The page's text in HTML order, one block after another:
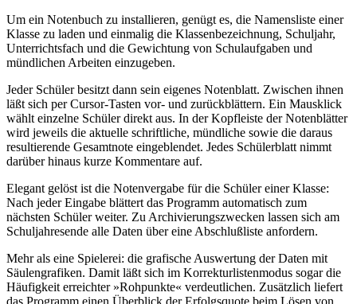
Um ein Notenbuch zu installieren, genügt es, die Namensliste einer
Klasse zu laden und einmalig die Klassenbezeichnung, Schuljahr,
Unterrichtsfach und die Gewichtung von Schulaufgaben und
mündlichen Arbeiten einzugeben.
Jeder Schüler besitzt dann sein eigenes Notenblatt. Zwischen ihnen
läßt sich per Cursor-Tasten vor- und zurückblättern. Ein Mausklick
wählt einzelne Schüler direkt aus. In der Kopfleiste der Notenblätter
wird jeweils die aktuelle schriftliche, mündliche sowie die daraus
resultierende Gesamtnote eingeblendet. Jedes Schülerblatt nimmt
darüber hinaus kurze Kommentare auf.
Elegant gelöst ist die Notenvergabe für die Schüler einer Klasse:
Nach jeder Eingabe blättert das Programm automatisch zum
nächsten Schüler weiter. Zu Archivierungszwecken lassen sich am
Schuljahresende alle Daten über eine Abschlußliste anfordern.
Mehr als eine Spielerei: die grafische Auswertung der Daten mit
Säulengrafiken. Damit läßt sich im Korrekturlistenmodus sogar die
Häufigkeit erreichter »Rohpunkte« verdeutlichen. Zusätzlich liefert
das Programm einen Überblick der Erfolgsquote beim Lösen von